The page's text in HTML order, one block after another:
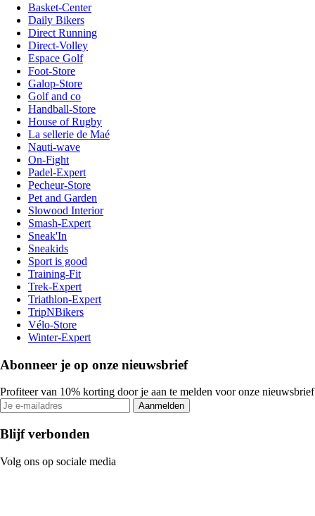
Basket-Center
Daily Bikers
Direct Running
Direct-Volley
Espace Golf
Foot-Store
Galop-Store
Golf and co
Handball-Store
House of Rugby
La sellerie de Maé
Nauti-wave
On-Fight
Padel-Expert
Pecheur-Store
Pet and Garden
Slowood Interior
Smash-Expert
Sneak'In
Sneakids
Sport is good
Training-Fit
Trek-Expert
Triathlon-Expert
TripNBikers
Vélo-Store
Winter-Expert
Abonneer je op onze nieuwsbrief
Profiteer van 10% korting door je aan te melden voor onze nieuwsbrief
Aanmelden
Blijf verbonden
Volg ons op sociale media